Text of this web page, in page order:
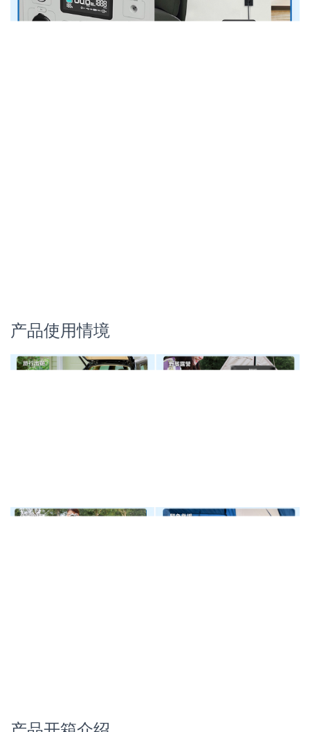
产品使用情境